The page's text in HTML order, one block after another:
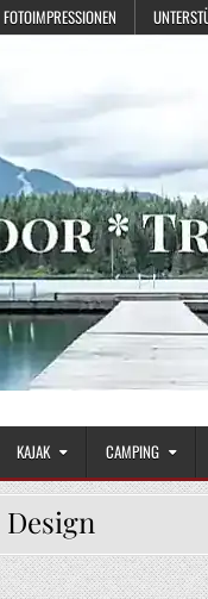
FOTOIMPRESSIONEN
KAJAK CAMPING
Design